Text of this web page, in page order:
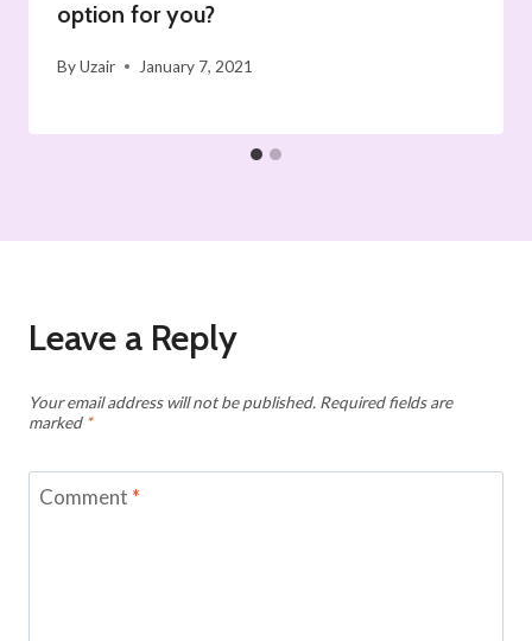
option for you?
ByUzair January 7, 2021
Leave a Reply
Your email address will not be published. Required fields are
marked *
Comment *